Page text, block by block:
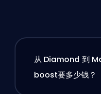
从 Diamond 到
boost要多少钱？